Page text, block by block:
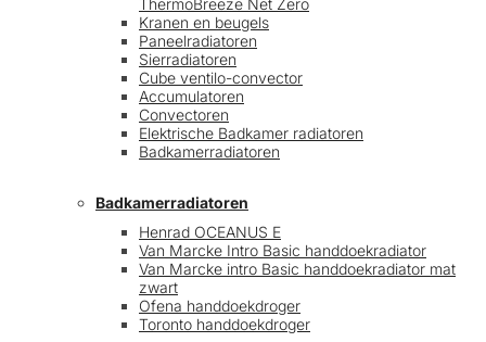
ThermoBreeze Net Zero
Kranen en beugels
Paneelradiatoren
Sierradiatoren
Cube ventilo-convector
Accumulatoren
Convectoren
Elektrische Badkamer radiatoren
Badkamerradiatoren
Badkamerradiatoren
Henrad OCEANUS E
Van Marcke Intro Basic handdoekradiator
Van Marcke intro Basic handdoekradiator mat
zwart
Ofena handdoekdroger
Toronto handdoekdroger